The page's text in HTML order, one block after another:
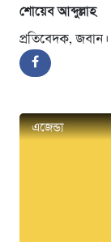
শোয়েব আব্দুল্লাহ
প্রতিবেদক, জবান।
এজেন্ডা